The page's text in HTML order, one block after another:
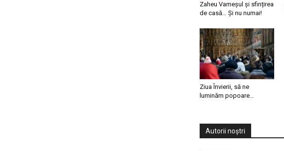
Zaheu Vameșul și sfințirea
de casă… Și nu numai!
Ziua Învierii, să ne
luminăm popoare…
Autorii noștri